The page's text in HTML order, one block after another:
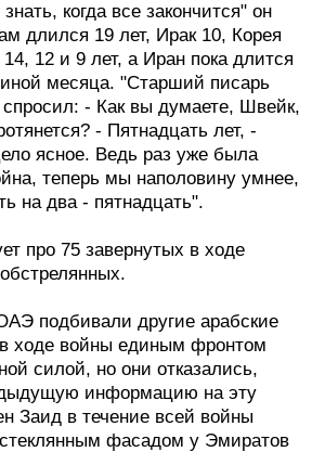
когда все закончится" он
длился 19 лет, Ирак 10, Корея
12 и 9 лет, а Иран пока длится
месяца. "Старший писарь
- Как вы думаете, Швейк,
- Пятнадцать лет, -
ясное. Ведь раз уже была
теперь мы наполовину умнее,
на два - пятнадцать".
про 75 завернутых в ходе
подбивали другие арабские
ходе войны единым фронтом
силой, но они отказались,
информацию на эту
Заид в течение всей войны
стеклянным фасадом у Эмиратов